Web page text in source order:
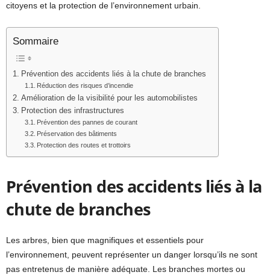
citoyens et la protection de l’environnement urbain.
Sommaire
Prévention des accidents liés à la chute de branches
Réduction des risques d’incendie
Amélioration de la visibilité pour les automobilistes
Protection des infrastructures
Prévention des pannes de courant
Préservation des bâtiments
Protection des routes et trottoirs
Prévention des accidents liés à la
chute de branches
Les arbres, bien que magnifiques et essentiels pour
l’environnement, peuvent représenter un danger lorsqu’ils ne sont
pas entretenus de manière adéquate. Les branches mortes ou